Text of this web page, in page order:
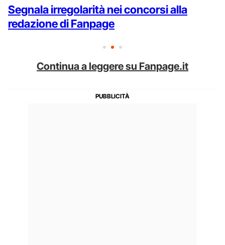
Segnala irregolarità nei concorsi alla
redazione di Fanpage
Continua a leggere su Fanpage.it